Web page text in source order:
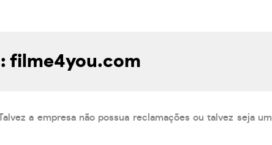
filme4you.com
a empresa não possua reclamações ou talvez seja um